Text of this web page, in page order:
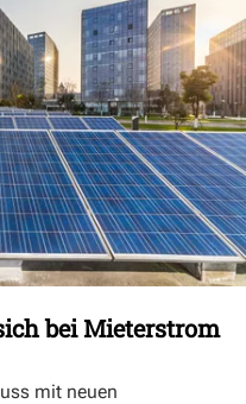
bei Mieterstrom
mit neuen